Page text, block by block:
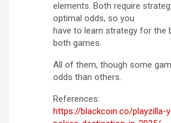
elements. Both require
optimal odds, so you
have to learn strategy for the
both games.
All of them, though some
odds than others.
References:
https://blackcoin.co/playzilla-